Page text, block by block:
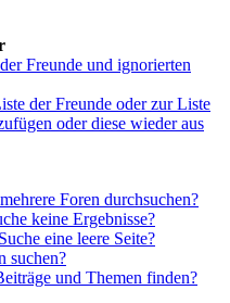
Freunde und ignorierten
der Freunde oder zur Liste
oder diese wieder aus
Foren durchsuchen?
keine Ergebnisse?
eine leere Seite?
suchen?
und Themen finden?